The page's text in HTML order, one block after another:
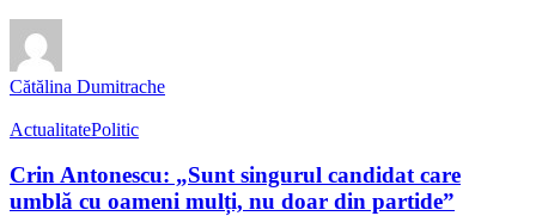
Cătălina Dumitrache
ActualitatePolitic
Crin Antonescu: „Sunt singurul candidat care
umblă cu oameni mulți, nu doar din partide”